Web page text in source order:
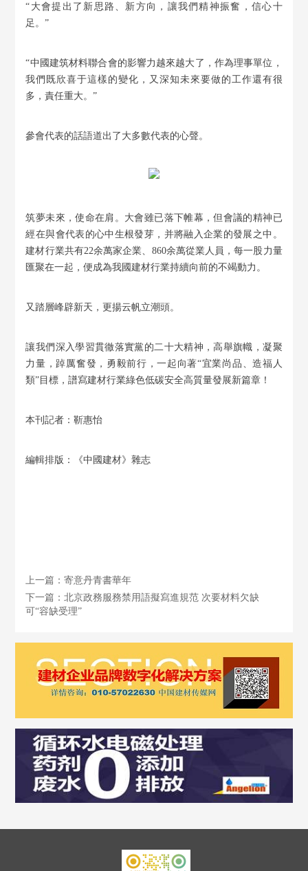
“大會提出了新思路、新方向，讓我們精神振奮，信心十
足。”
“中國建筑材料聯合會的影響力越來越大了，作為理事單位，
我們既欣喜于這樣的變化，又深知未來要做的工作還有很
多，責任重大。”
參會代表的話語道出了大多數代表的心聲。
筑夢未來，使命在肩。大會雖已落下帷幕，但會議的精神已
經在與會代表的心中生根發芽，并將融入企業的發展之中。
建材行業共有22余萬家企業、860余萬從業人員，每一股力量
匯聚在一起，便成為我國建材行業持續向前的不竭動力。
又踏層峰辟新天，更揚云帆立潮頭。
讓我們深入學習貫徹落實黨的二十大精神，高舉旗幟，凝聚
力量，踔厲奮發，勇毅前行，一起向著“宜業尚品、造福人
類”目標，譜寫建材行業綠色低碳安全高質量發展新篇章！
本刊記者：靳惠怡
編輯排版：《中國建材》雜志
上一篇：寄意丹青書華年
下一篇：北京政務服務禁用語擬寫進規范 次要材料欠缺
可“容缺受理”